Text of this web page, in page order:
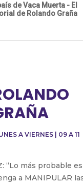
de Vaca Muerta - El
de Rolando Graña
A VIERNES | 09 A 11
“Lo más probable
a MANIPULAR